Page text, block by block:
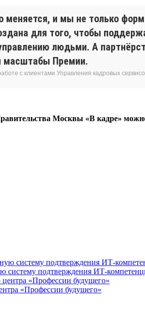
меняется, и мы не только
для того, чтобы
людьми. А
масштабы Премии.
с клиентами Управления кадровых
Москвы «В кадре»
подтверждения ИТ-
«Профессии будущего»